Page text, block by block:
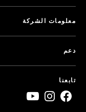
معلومات الشركة
دعم
تابعنا